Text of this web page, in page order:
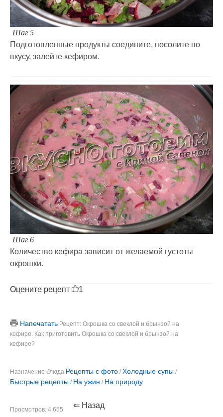
Шаг 5
Подготовленные продукты соедините, посолите по
вкусу, залейте кефиром.
Шаг 6
Количество кефира зависит от желаемой густоты
окрошки.
Оцените рецепт 1
Напечатать Рецепт: Окрошка со свеклой и брынзой на
кефире. Как приготовить Окрошка со свеклой и брынзой на
кефире?
Назначение блюда Рецепты с фото / Холодные супы /
Быстрые рецепты / На ужин / На природу
Просмотров: 4 655 ⇐ Назад